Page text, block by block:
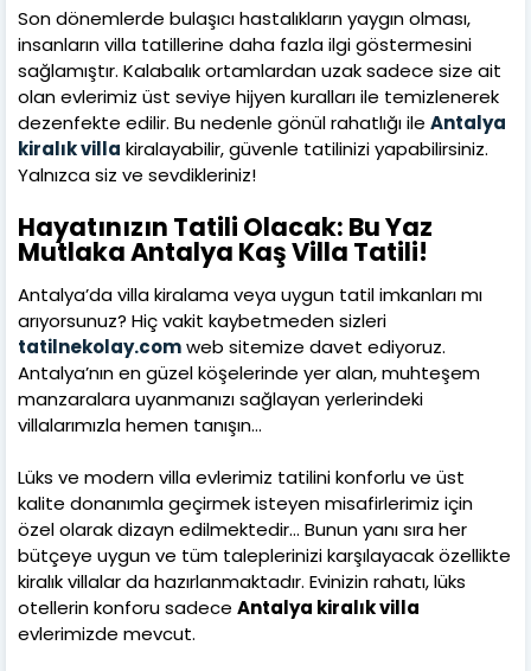
Son dönemlerde bulaşıcı hastalıkların yaygın olması,
insanların villa tatillerine daha fazla ilgi göstermesini
sağlamıştır. Kalabalık ortamlardan uzak sadece size ait
olan evlerimiz üst seviye hijyen kuralları ile temizlenerek
dezenfekte edilir. Bu nedenle gönül rahatlığı ile Antalya
kiralık villa kiralayabilir, güvenle tatilinizi yapabilirsiniz.
Yalnızca siz ve sevdikleriniz!
Hayatınızın Tatili Olacak: Bu Yaz
Mutlaka Antalya Kaş Villa Tatili!
Antalya’da villa kiralama veya uygun tatil imkanları mı
arıyorsunuz? Hiç vakit kaybetmeden sizleri
tatilnekolay.comweb sitemize davet ediyoruz.
Antalya’nın en güzel köşelerinde yer alan, muhteşem
manzaralara uyanmanızı sağlayan yerlerindeki
villalarımızla hemen tanışın...
Lüks ve modern villa evlerimiz tatilini konforlu ve üst
kalite donanımla geçirmek isteyen misafirlerimiz için
özel olarak dizayn edilmektedir… Bunun yanı sıra her
bütçeye uygun ve tüm taleplerinizi karşılayacak özellikte
kiralık villalar da hazırlanmaktadır. Evinizin rahatı, lüks
otellerin konforu sadece Antalya kiralık villa
evlerimizde mevcut.